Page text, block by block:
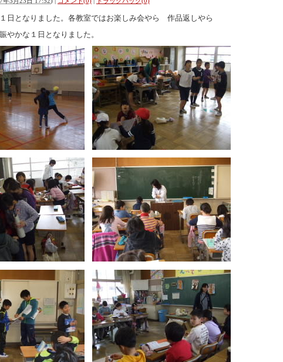
日となりました。各教室ではお楽しみ会やら 作品返しやら
やかな１日となりました。